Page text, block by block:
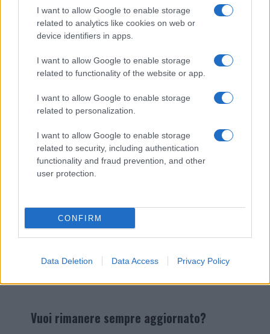
I want to allow Google to enable storage
related to analytics like cookies on web or
device identifiers in apps.
I want to allow Google to enable storage
related to functionality of the website or app.
I want to allow Google to enable storage
related to personalization.
I want to allow Google to enable storage
related to security, including authentication
functionality and fraud prevention, and other
user protection.
CONFIRM
Data Deletion Data Access Privacy Policy
I nostri cari
I nostri cari
Giovannimaria Cabras
Invia un Comunicato Stampa|Pubblicità|Segnala
Vuoi rimanere sempre aggiornato?